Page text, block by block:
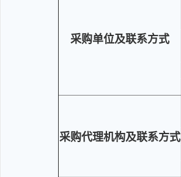
采购单位及联系方式
采购代理机构及联系方式